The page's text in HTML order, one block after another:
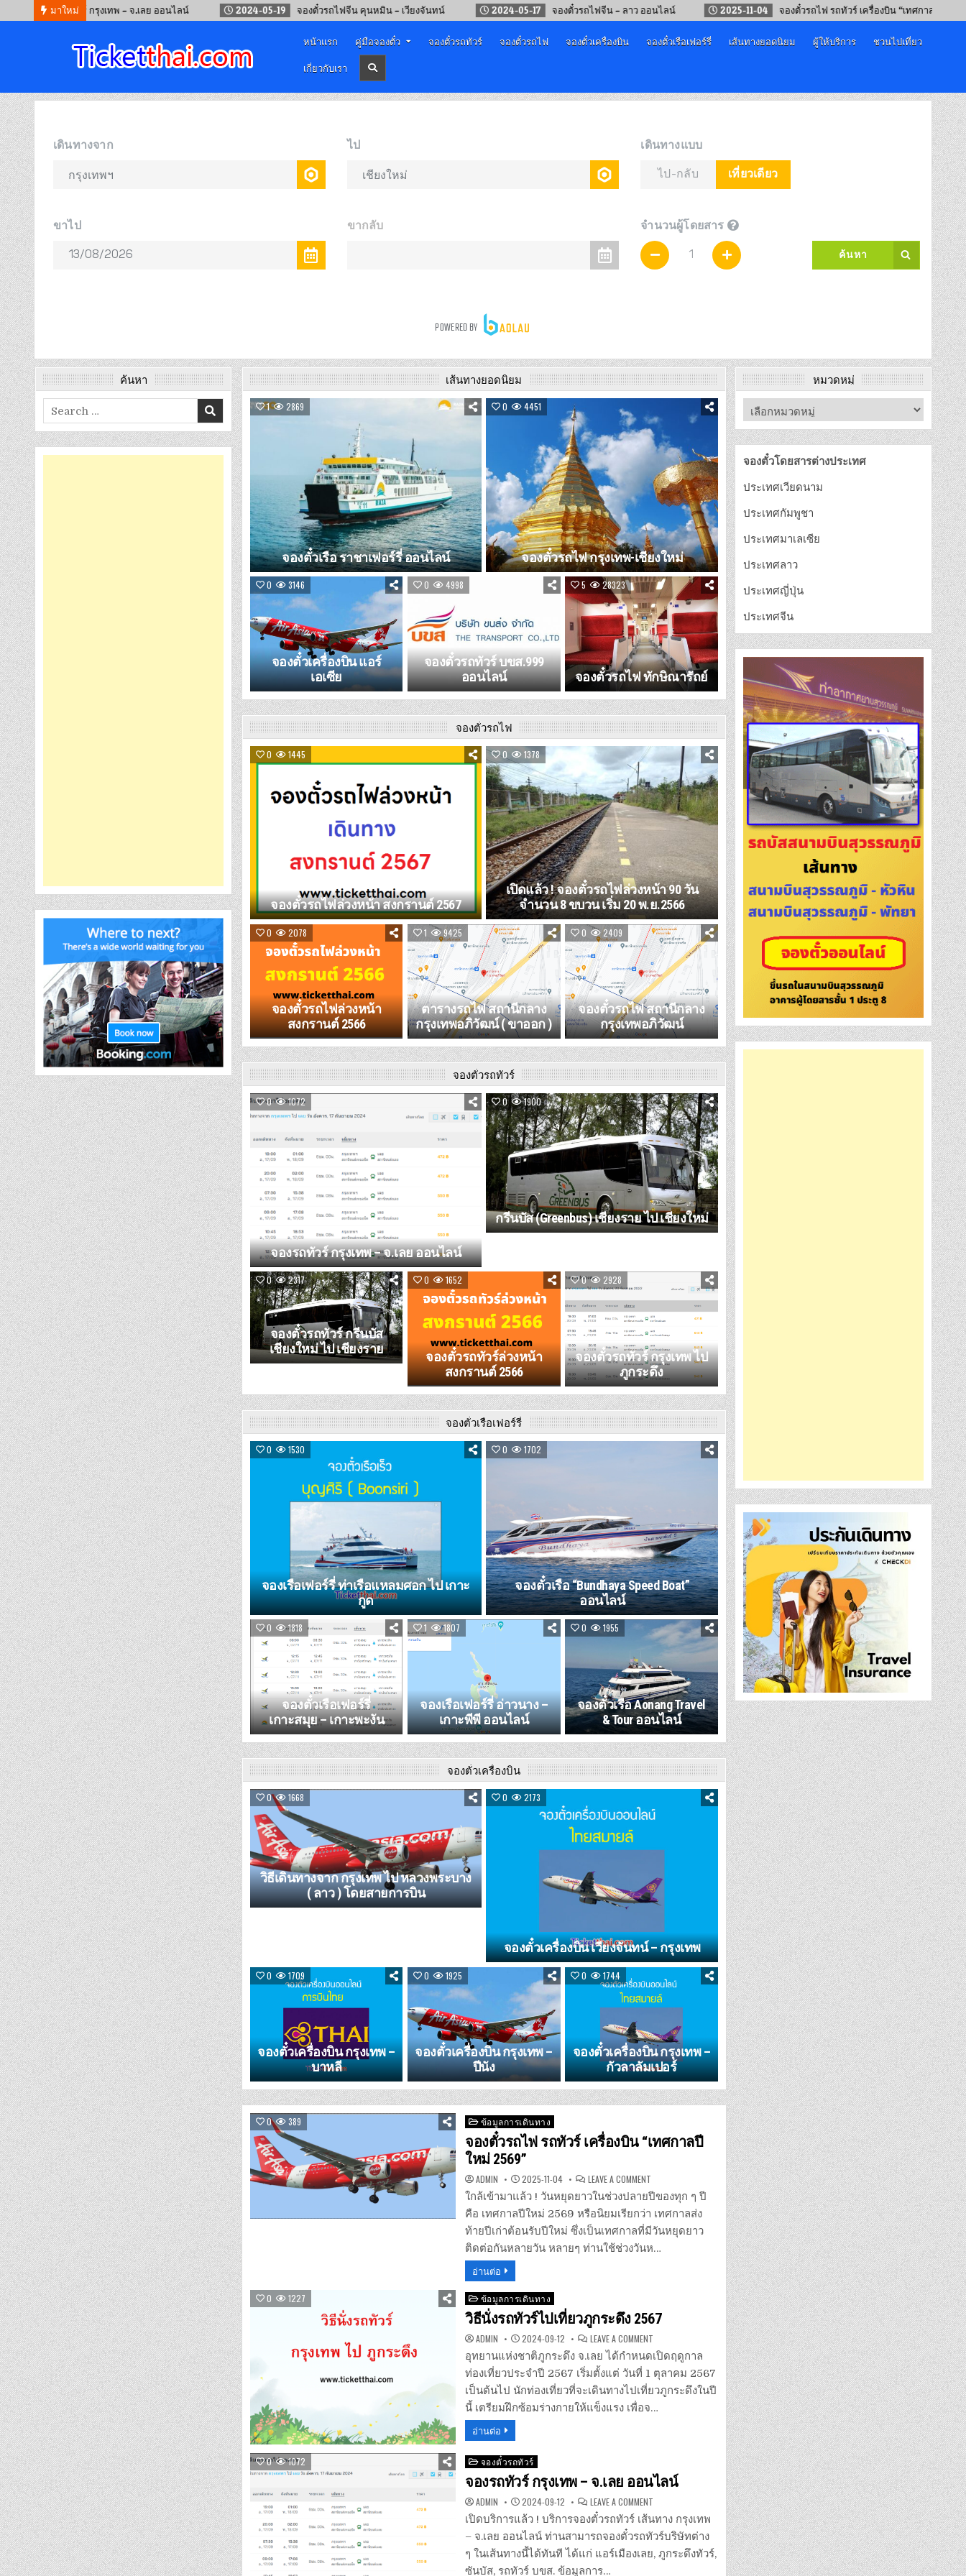
มาใหม่
วร์ กรุงเทพ – จ.เลย ออนไลน์ 2024-05-19 จองตั๋วรถไฟจีน คุนหมิน – เวียงจันทน์ 2024-05-17 จองตั๋วรถไฟจีน – ลาว ออนไลน์ 2025-11-04 จองตั๋วรถไฟ รถทัวร์ เครื่องบิน “เทศกาลปีใหม่ 2569”
จองตั๋วออนไลน์
หน้าแรก คู่มือจองตั๋ว จองตั๋วรถทัวร์ จองตั๋วรถไฟ จองตั๋วเครื่องบิน จองตั๋วเรือเฟอร์รี่ เส้นทางยอดนิยม ผู้ให้บริการ
ชวนไปเที่ยว
เกี่ยวกับเรา
เส้นทางยอดนิยม
1 2869
จองตั๋วเรือ ราชาเฟอร์รี่ ออนไลน์
0 4451
จองตั๋วรถไฟ กรุงเทพ-เชียงใหม่
0 3146
จองตั๋วเครื่องบิน แอร์
เอเซีย
0 4998
จองตั๋วรถทัวร์ บขส.999
ออนไลน์
5 28323
จองตั๋วรถไฟ ทักษิณารัถย์
จองตั๋วรถไฟ
0 1445
จองตั๋วรถไฟล่วงหน้า สงกรานต์ 2567
0 1378
เปิดแล้ว ! จองตั๋วรถไฟล่วงหน้า 90 วัน
จำนวน 8 ขบวน เริ่ม 20 พ.ย.2566
0 2078
จองตั๋วรถไฟล่วงหน้า
สงกรานต์ 2566
1 9425
ตารางรถไฟ สถานีกลาง
กรุงเทพอภิวัฒน์ ( ขาออก )
0 2409
จองตั๋วรถไฟ สถานีกลาง
กรุงเทพอภิวัฒน์
จองตั๋วรถทัวร์
0 1072
จองรถทัวร์ กรุงเทพ – จ.เลย ออนไลน์
0 1900
กรีนบัส (Greenbus) เชียงราย ไป เชียงใหม่
0 2317
จองตั๋วรถทัวร์ กรีนบัส
เชียงใหม่ ไป เชียงราย
0 1652
จองตั๋วรถทัวร์ล่วงหน้า
สงกรานต์ 2566
0 2928
จองตั๋วรถทัวร์ กรุงเทพ ไป
ภูกระดึง
จองตั๋วเรือเฟอร์รี่
0 1530
จองเรือเฟอร์รี่ ท่าเรือแหลมศอก ไป เกาะ
กูด
0 1702
จองตั๋วเรือ “Bundhaya Speed Boat”
ออนไลน์
0 1818
จองตั๋วเรือเฟอร์รี่
เกาะสมุย – เกาะพะงัน
1 1807
จองเรือเฟอร์รี่ อ่าวนาง –
เกาะพีพี ออนไลน์
0 1955
จองตั๋วเรือ Aonang Travel
& Tour ออนไลน์
จองตั๋วเครื่องบิน
0 1668
วิธีเดินทางจาก กรุงเทพ ไป หลวงพระบาง
( ลาว ) โดยสายการบิน
0 2173
จองตั๋วเครื่องบิน เวียงจันทน์ – กรุงเทพ
0 1709
จองตั๋วเครื่องบิน กรุงเทพ –
บาหลี
0 1925
จองตั๋วเครื่องบิน กรุงเทพ –
ปีนัง
0 1744
จองตั๋วเครื่องบิน กรุงเทพ –
กัวลาลัมเปอร์
0 389
Posted
in
ข้อมูลการเดินทาง
จองตั๋วรถไฟ รถทัวร์ เครื่องบิน “เทศกาลปี
ใหม่ 2569”
ADMIN 2025-11-04 LEAVE A COMMENT
ตั๋ว
รถไฟ
รถ
ทัวร์
เครื่อง
บิน
“เทศกาล
ปี
ใกล้เข้ามาแล้ว ! วันหยุดยาวในช่วงปลายปีของทุก ๆ ปี
คือ เทศกาลปีใหม่ 2569 หรือนิยมเรียกว่า เทศกาลส่ง
ท้ายปีเก่าต้อนรับปีใหม่ ซึ่งเป็นเทศกาลที่มีวันหยุดยาว
ติดต่อกันหลายวัน หลายๆ ท่านใช้ช่วงวันห…
อ่านต่อ
0 1227
Posted
in
ข้อมูลการเดินทาง
วิธีนั่งรถทัวร์ไปเที่ยวภูกระดึง 2567
ADMIN 2024-09-12 LEAVE A COMMENT
นั่ง
รถ
ทัวร์
ไป
เที่ยว
ภูกระดึง
อุทยานแห่งชาติภูกระดึง จ.เลย ได้กำหนดเปิดฤดูกาล
ท่องเที่ยวประจำปี 2567 เริ่มตั้งแต่ วันที่ 1 ตุลาคม 2567
เป็นต้นไป นักท่องเที่ยวที่จะเดินทางไปเที่ยวภูกระดึงในปี
นี้ เตรียมฝึกซ้อมร่างกายให้แข็งแรง เพื่อจ…
อ่านต่อ
0 1072
Posted
in
จองตั๋วรถทัวร์
จองรถทัวร์ กรุงเทพ – จ.เลย ออนไลน์
ADMIN 2024-09-12 LEAVE A COMMENT
รถ
ทัวร์
กรุงเทพ
–
จ.เลย
ออนไลน์
เปิดบริการแล้ว ! บริการจองตั๋วรถทัวร์ เส้นทาง กรุงเทพ
– จ.เลย ออนไลน์ ท่านสามารถจองตั๋วรถทัวร์บริษัทต่าง
ๆ ในเส้นทางนี้ได้ทันที ได้แก่ แอร์เมืองเลย, ภูกระดึงทัวร์,
ซันบัส, รถทัวร์ บขส. ข้อมูลการ…
ค้นหา
Search
for:
หมวดหมู่
จองตั๋วโดยสารต่างประเทศ
ประเทศเวียดนาม
ประเทศกัมพูชา
ประเทศมาเลเซีย
ประเทศลาว
ประเทศญี่ปุ่น
ประเทศจีน